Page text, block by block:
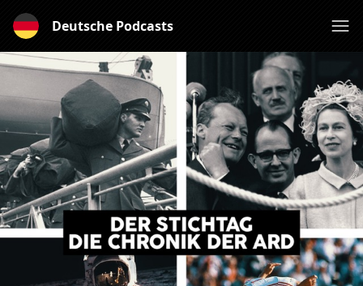
Deutsche Podcasts